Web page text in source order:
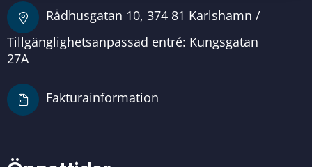
Rådhusgatan 10, 374 81 Karlshamn /
Tillgänglighetsanpassad entré: Kungsgatan
27A
Fakturainformation